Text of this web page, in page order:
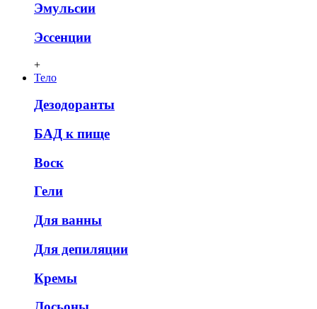
Эмульсии
Эссенции
+
Тело
Дезодоранты
БАД к пище
Воск
Гели
Для ванны
Для депиляции
Кремы